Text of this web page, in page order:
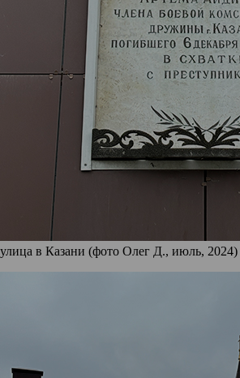
улица в Казани (фото Олег Д., июль, 2024)